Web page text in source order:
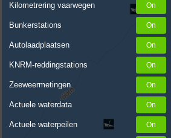
Kilometrering vaarwegen
Bunkerstations
Autolaadplaatsen
KNRM-reddingstations
Zeeweermetingen
Actuele waterdata
Actuele waterpeilen